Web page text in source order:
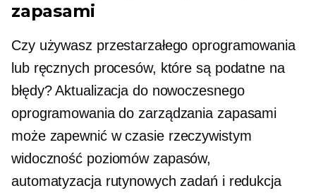
zapasami
Czy używasz przestarzałego oprogramowania
lub ręcznych procesów, które są podatne na
błędy? Aktualizacja do nowoczesnego
oprogramowania do zarządzania zapasami
może zapewnić w czasie rzeczywistym
widoczność poziomów zapasów,
automatyzacja rutynowych zadań i redukcja